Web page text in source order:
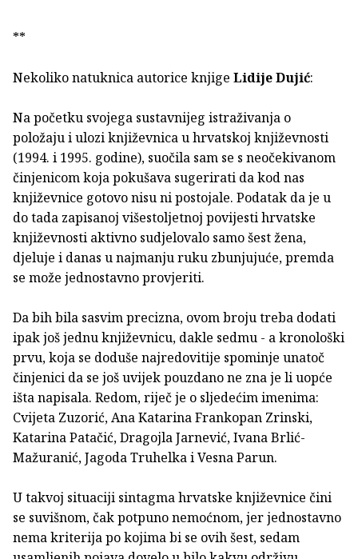
**
Nekoliko natuknica autorice knjige Lidije Dujić:
Na početku svojega sustavnijeg istraživanja o
položaju i ulozi književnica u hrvatskoj književnosti
(1994. i 1995. godine), suočila sam se s neočekivanom
činjenicom koja pokušava sugerirati da kod nas
književnice gotovo nisu ni postojale. Podatak da je u
do tada zapisanoj višestoljetnoj povijesti hrvatske
književnosti aktivno sudjelovalo samo šest žena,
djeluje i danas u najmanju ruku zbunjujuće, premda
se može jednostavno provjeriti.
Da bih bila sasvim precizna, ovom broju treba dodati
ipak još jednu književnicu, dakle sedmu - a kronološki
prvu, koja se doduše najredovitije spominje unatoč
činjenici da se još uvijek pouzdano ne zna je li uopće
išta napisala. Redom, riječ je o sljedećim imenima:
Cvijeta Zuzorić, Ana Katarina Frankopan Zrinski,
Katarina Patačić, Dragojla Jarnević, Ivana Brlić-
Mažuranić, Jagoda Truhelka i Vesna Parun.
U takvoj situaciji sintagma hrvatske književnice čini
se suvišnom, čak potpuno nemoćnom, jer jednostavno
nema kriterija po kojima bi se ovih šest, sedam